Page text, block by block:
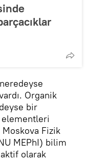
Organik
bir
elementleri
Fizik
MEPhI) bilim
aktif olarak